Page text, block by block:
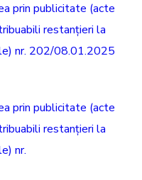
prin publicitate (acte
restanțieri la
nr. 202/08.01.2025
prin publicitate (acte
restanțieri la
nr.